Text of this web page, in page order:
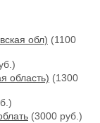
обл) (1100
область) (1300
(3000 руб.)